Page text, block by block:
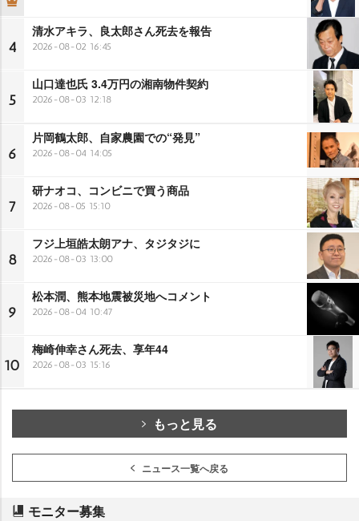
4
清水アキラ、良太郎さん死去を報告
2026-08-02 16:45
5
山口達也氏 3.4万円の湘南物件契約
2026-08-03 12:18
6
片岡鶴太郎、自家農園での“発見”
2026-08-04 14:05
7
研ナオコ、コンビニで買う商品
2026-08-05 15:10
8
フジ上垣皓太朗アナ、タジタジに
2026-08-03 13:00
9
松本潤、熊本地震被災地へコメント
2026-08-04 10:47
10
梅崎伸幸さん死去、享年44
2026-08-03 15:16
もっと見る
ニュース一覧へ戻る
モニター募集